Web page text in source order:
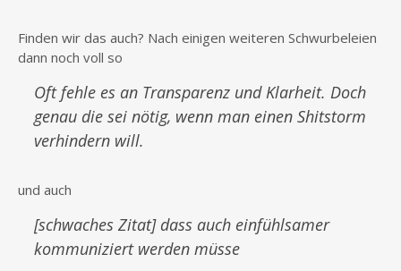
Finden wir das auch? Nach einigen weiteren Schwurbeleien
dann noch voll so
Oft fehle es an Transparenz und Klarheit. Doch
genau die sei nötig, wenn man einen Shitstorm
verhindern will.
und auch
[schwaches Zitat] dass auch einfühlsamer
kommuniziert werden müsse